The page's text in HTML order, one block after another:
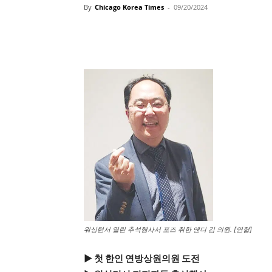
By Chicago Korea Times - 09/20/2024
워싱턴서 열린 추석행사서 포즈 취한 앤디 김 의원. [연합]
▶ 첫 한인 연방상원의원 도전